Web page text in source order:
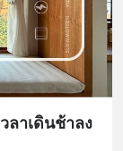
าเดินช้าลง